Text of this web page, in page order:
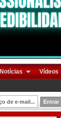
Notícias Vídeos